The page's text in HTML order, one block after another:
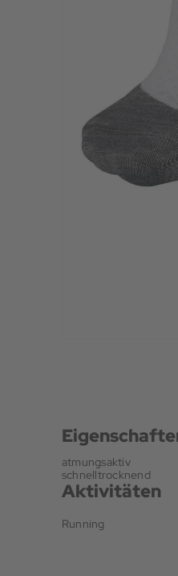
atmungsaktiv
schnelltrocknend
Aktivitäten
Running